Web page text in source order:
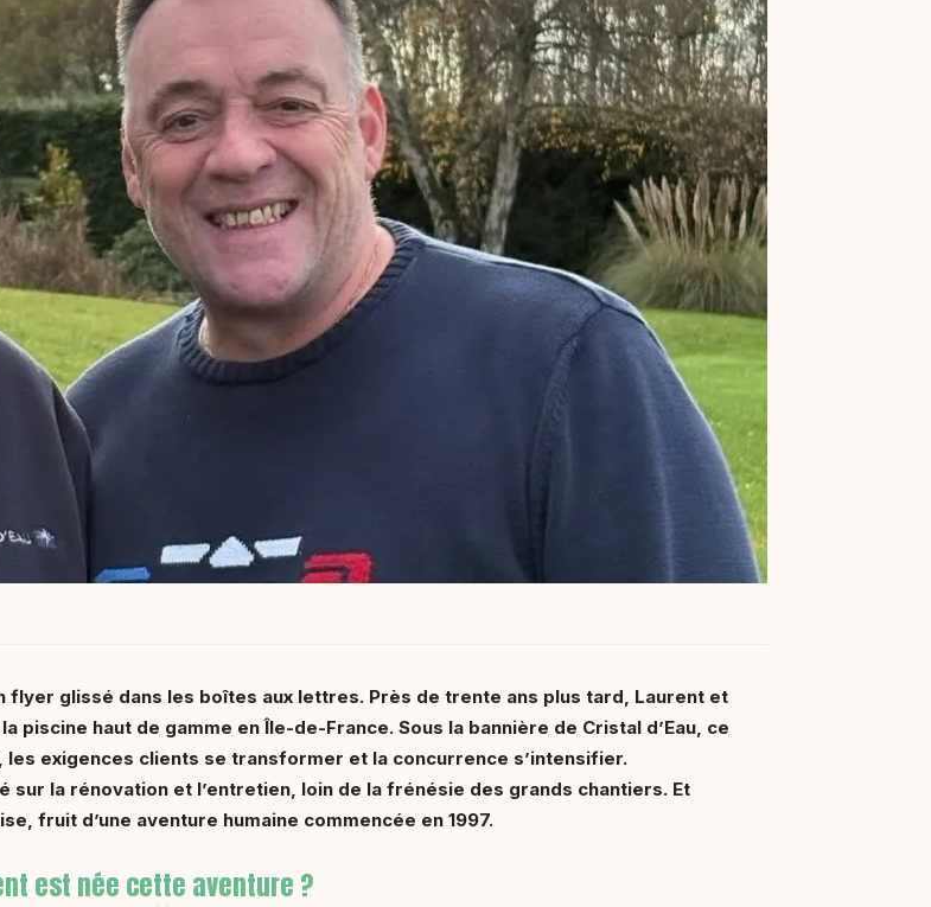
flyer glissé dans les boîtes aux lettres. Près de trente ans plus tard, Laurent et
haut de gamme en Île-de-France. Sous la bannière de Cristal d’Eau, ce
exigences clients se transformer et la concurrence s’intensifier.
sur la rénovation et l’entretien, loin de la frénésie des grands chantiers. Et
fruit d’une aventure humaine commencée en 1997.
est née cette aventure ?